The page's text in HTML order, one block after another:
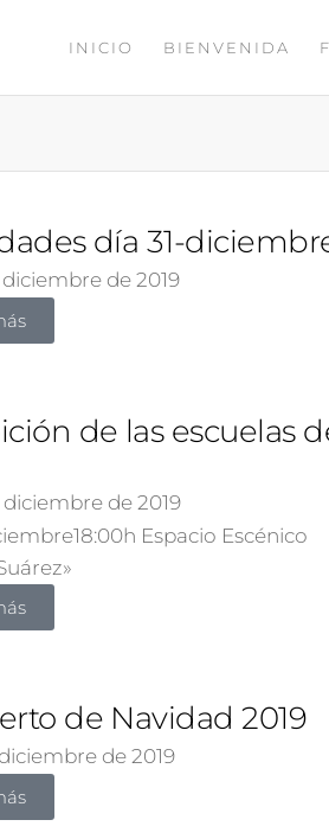
INICIO BIENVENIDA
día 31-
de 2019
de las escuelas
de 2019
Espacio Escénico
de Navidad 2019
de 2019